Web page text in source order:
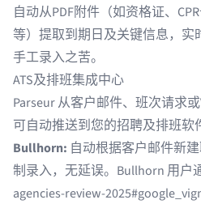
自动从PDF附件（如资格证、
等）提取到期日及关键信息，
手工录入之苦。
ATS及排班集成中心
Parseur 从客户邮件、班次请求
可自动推送到您的招聘及排班软
Bullhorn: 自动根据客户邮件新
制录入，无延误。Bullhorn 用户
agencies-review-